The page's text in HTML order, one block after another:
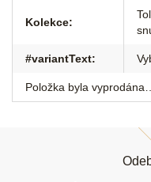
Kolekce:
#variantText:
Položka byla vyprodána…